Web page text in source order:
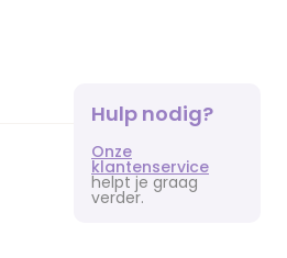
Hulp nodig?
Onze
klantenservice
helpt je graag
verder.